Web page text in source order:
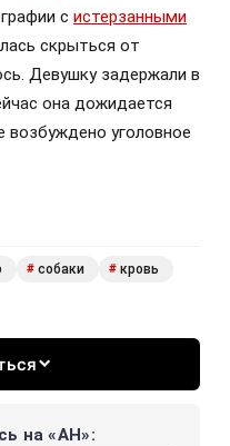
с истерзанными
скрыться от
Девушку задержали в
она дожидается
возбуждено уголовное
# собаки # кровь
на «АН»: